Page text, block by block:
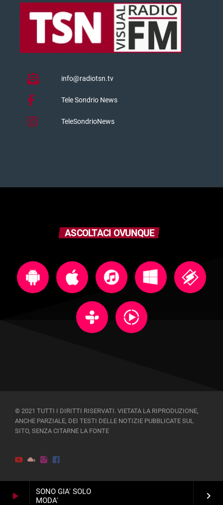
play_arrow
SONO GIA' SOLO
MODA'
keyboard_arrow_right
info@radiotsn.tv
Tele Sondrio News
TeleSondrioNews
ASCOLTACI OVUNQUE
© 2021 TUTTI I DIRITTI RISERVATI. VIETATA LA RIPRODUZIONE,
ANCHE PARZIALE, DEI TESTI DELLE NOTIZIE PUBBLICATE SUL
SITO, SENZA CITARNE LA FONTE